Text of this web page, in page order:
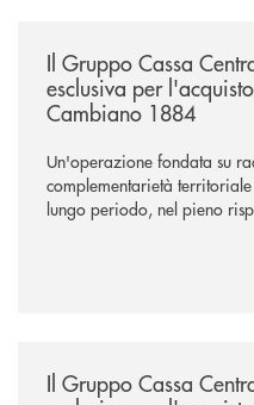
Il Gruppo Cassa
esclusiva per
Cambiano 1884
Un'operazione fondata su
complementarietà
lungo periodo, nel pieno
negoziazione esclusiva
Il Gruppo Cassa